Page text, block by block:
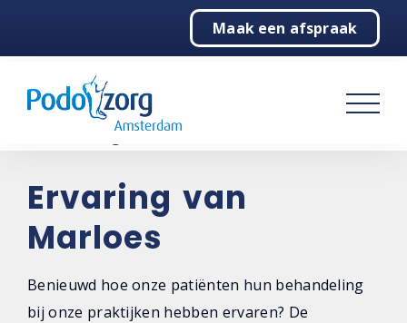
Maak een afspraak
Podologie
Behandelingen
Over ons
Contact
Ervaring van
Marloes
Benieuwd hoe onze patiënten hun behandeling
bij onze praktijken hebben ervaren? De